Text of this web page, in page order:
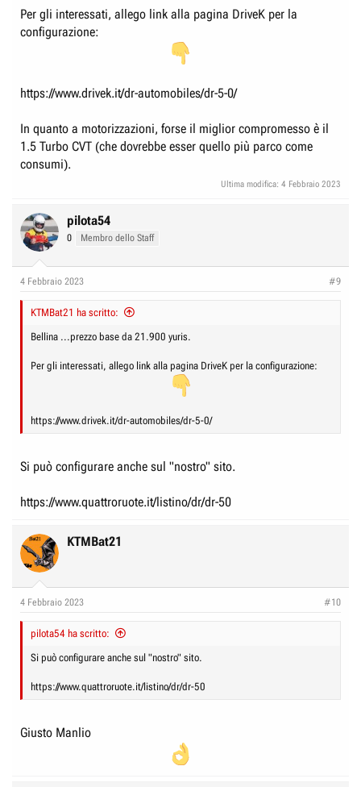
Per gli interessati, allego link alla pagina DriveK per la
configurazione:
https://www.drivek.it/dr-automobiles/dr-5-0/
In quanto a motorizzazioni, forse il miglior compromesso è il
1.5 Turbo CVT (che dovrebbe esser quello più parco come
consumi).
Ultima modifica: 4 Febbraio 2023
pilota54
0 Membro dello Staff
4 Febbraio 2023 #9
KTMBat21 ha scritto:
Bellina ...prezzo base da 21.900 yuris.
Per gli interessati, allego link alla pagina DriveK per la configurazione:
https://www.drivek.it/dr-automobiles/dr-5-0/
Si può configurare anche sul "nostro" sito.
https://www.quattroruote.it/listino/dr/dr-50
KTMBat21
4 Febbraio 2023 #10
pilota54 ha scritto:
Si può configurare anche sul "nostro" sito.
https://www.quattroruote.it/listino/dr/dr-50
Giusto Manlio